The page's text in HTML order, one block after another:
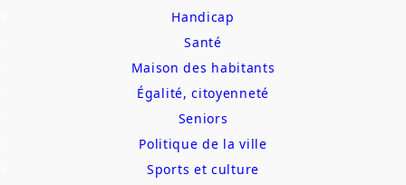
Handicap
Santé
Maison des habitants
Égalité, citoyenneté
Seniors
Politique de la ville
Sports et culture